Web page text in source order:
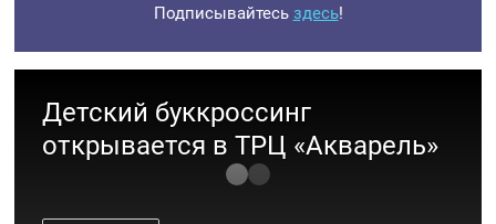
Подписывайтесь здесь!
Детский буккроссинг
открывается в ТРЦ «Акварель»